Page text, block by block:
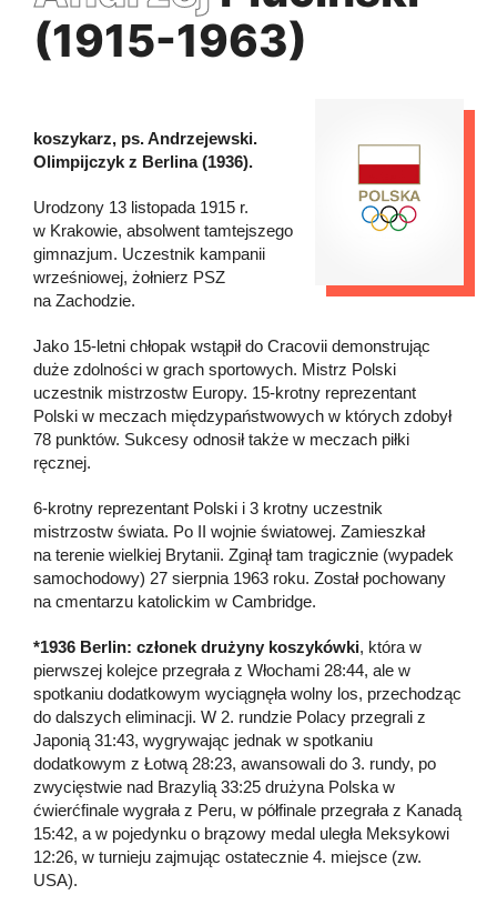
(1915-1963)
koszykarz, ps. Andrzejewski.
Olimpijczyk z Berlina (1936).
Urodzony 13 listopada 1915 r.
w Krakowie, absolwent tamtejszego
gimnazjum. Uczestnik kampanii
wrześniowej, żołnierz PSZ
na Zachodzie.
Jako 15-letni chłopak wstąpił do Cracovii demonstrując
duże zdolności w grach sportowych. Mistrz Polski
uczestnik mistrzostw Europy. 15-krotny reprezentant
Polski w meczach międzypaństwowych w których zdobył
78 punktów. Sukcesy odnosił także w meczach piłki
ręcznej.
6-krotny reprezentant Polski i 3 krotny uczestnik
mistrzostw świata. Po II wojnie światowej. Zamieszkał
na terenie wielkiej Brytanii. Zginął tam tragicznie (wypadek
samochodowy) 27 sierpnia 1963 roku. Został pochowany
na cmentarzu katolickim w Cambridge.
*1936 Berlin: członek drużyny koszykówki, która w
pierwszej kolejce przegrała z Włochami 28:44, ale w
spotkaniu dodatkowym wyciągnęła wolny los, przechodząc
do dalszych eliminacji. W 2. rundzie Polacy przegrali z
Japonią 31:43, wygrywając jednak w spotkaniu
dodatkowym z Łotwą 28:23, awansowali do 3. rundy, po
zwycięstwie nad Brazylią 33:25 drużyna Polska w
ćwierćfinale wygrała z Peru, w półfinale przegrała z Kanadą
15:42, a w pojedynku o brązowy medal uległa Meksykowi
12:26, w turnieju zajmując ostatecznie 4. miejsce (zw.
USA).